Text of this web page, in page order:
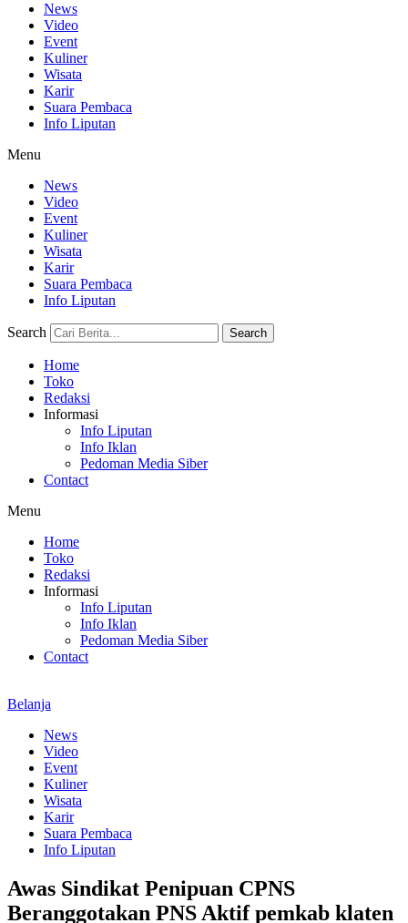
News
Video
Event
Kuliner
Wisata
Karir
Suara Pembaca
Info Liputan
Menu
News
Video
Event
Kuliner
Wisata
Karir
Suara Pembaca
Info Liputan
Search Search
Home
Toko
Redaksi
Informasi
Info Liputan
Info Iklan
Pedoman Media Siber
Contact
Menu
Home
Toko
Redaksi
Informasi
Info Liputan
Info Iklan
Pedoman Media Siber
Contact
Belanja
News
Video
Event
Kuliner
Wisata
Karir
Suara Pembaca
Info Liputan
Awas Sindikat Penipuan CPNS
Beranggotakan PNS Aktif pemkab klaten